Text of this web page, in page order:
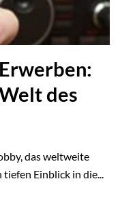
des
das weltweite
Einblick in die...